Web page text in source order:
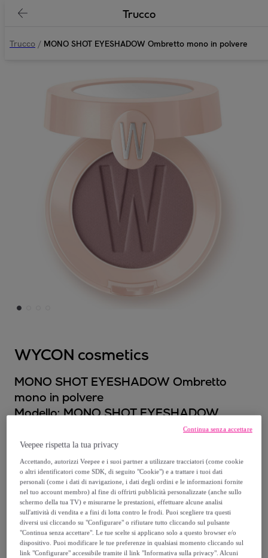
Trucco
Trucco / MONO SHOT EYESHADOW Ombretto mono in polvere
WYCON cosmetics
MONO SHOT EYESHADOW Ombretto
mono in polvere
Modello: MONO SHOT EYESHADOW
5,60 €
5, 90 €
-5%
Veepee rispetta la tua privacy
Accettando, autorizzi Veepee e i suoi partner a utilizzare tracciatori (come cookie
o altri identificatori come SDK, di seguito "Cookie") e a trattare i tuoi dati
personali (come i dati di navigazione, i dati degli ordini e le informazioni fornite
nel tuo account membro) al fine di offrirti pubblicità personalizzate (anche sullo
schermo della tua TV) e misurarne le prestazioni, effettuare alcune analisi
sull'attività di vendita e a fini di lotta contro le frodi. Puoi scegliere tra questi
diversi usi cliccando su "Configurare" o rifiutare tutto cliccando sul pulsante
"Continua senza accettare". Le tue scelte si applicano solo a questo browser e/o
dispositivo. Puoi modificare le tue preferenze in qualsiasi momento cliccando sul
link "Configurare" accessibile tramite il link "Informativa sulla privacy". Alcuni
Continua senza accettare